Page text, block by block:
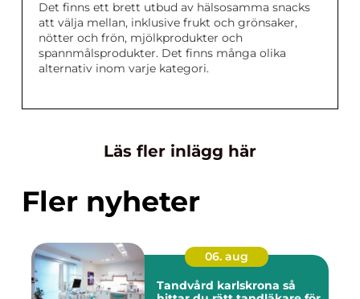
Det finns ett brett utbud av hälsosamma snacks
att välja mellan, inklusive frukt och grönsaker,
nötter och frön, mjölkprodukter och
spannmålsprodukter. Det finns många olika
alternativ inom varje kategori.
Läs fler inlägg här
Fler nyheter
06. aug
Tandvård karlskrona så